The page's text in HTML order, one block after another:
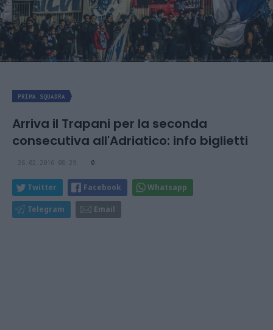
PRIMA SQUADRA
Arriva il Trapani per la seconda
consecutiva all'Adriatico: info biglietti
26.02.2016 08:29 0
Twitter Facebook Whatsapp
Telegram Email